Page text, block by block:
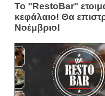
Το "RestoBar"
κεφάλαιο! Θα
Νοέμβριο!